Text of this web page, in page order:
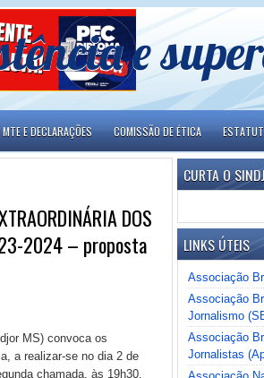
e
E DECLARAÇÕES COMISSÃO DE ÉTICA
DOS
2024 – proposta
MS) convoca os
a realizar-se no dia 2 de
chamada, às 19h30,
CURTA O
LINKS ÚTEIS
Associação
Associação
Jornalismo
Associação
Jornalistas